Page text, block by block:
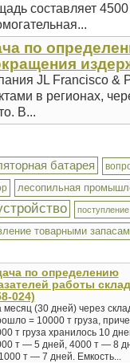
составляет
по
JL Francisco &
в регионах,
В...
батарея
лесопильная
поступление
товарными
по определению
работы
024)
месяц (30 дней) через
= 10000 т груза,
т груза хранилось 10
т — 5 дней, 4000 т — 8
т — 7 дней. Емкость...